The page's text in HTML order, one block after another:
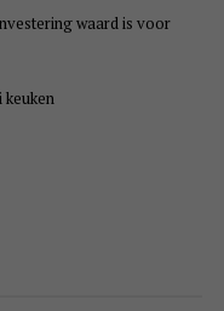
waard is voor
keuken